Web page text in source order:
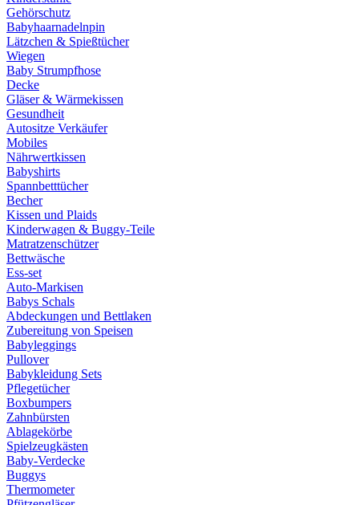
Gehörschutz
Babyhaarnadelnpin
Lätzchen & Spießtücher
Wiegen
Baby Strumpfhose
Decke
Gläser & Wärmekissen
Gesundheit
Autositze Verkäufer
Mobiles
Nährwertkissen
Babyshirts
Spannbetttücher
Becher
Kissen und Plaids
Kinderwagen & Buggy-Teile
Matratzenschützer
Bettwäsche
Ess-set
Auto-Markisen
Babys Schals
Abdeckungen und Bettlaken
Zubereitung von Speisen
Babyleggings
Pullover
Babykleidung Sets
Pflegetücher
Boxbumpers
Zahnbürsten
Ablagekörbe
Spielzeugkästen
Baby-Verdecke
Buggys
Thermometer